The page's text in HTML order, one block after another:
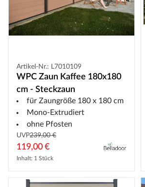
Artikel-Nr.: L7010109
WPC Zaun Kaffee 180x180
cm - Steckzaun
für Zaungröße 180 x 180 cm
Mono-Extrudiert
ohne Pfosten
UVP239,00 €
119,00 €
Inhalt: 1 Stück